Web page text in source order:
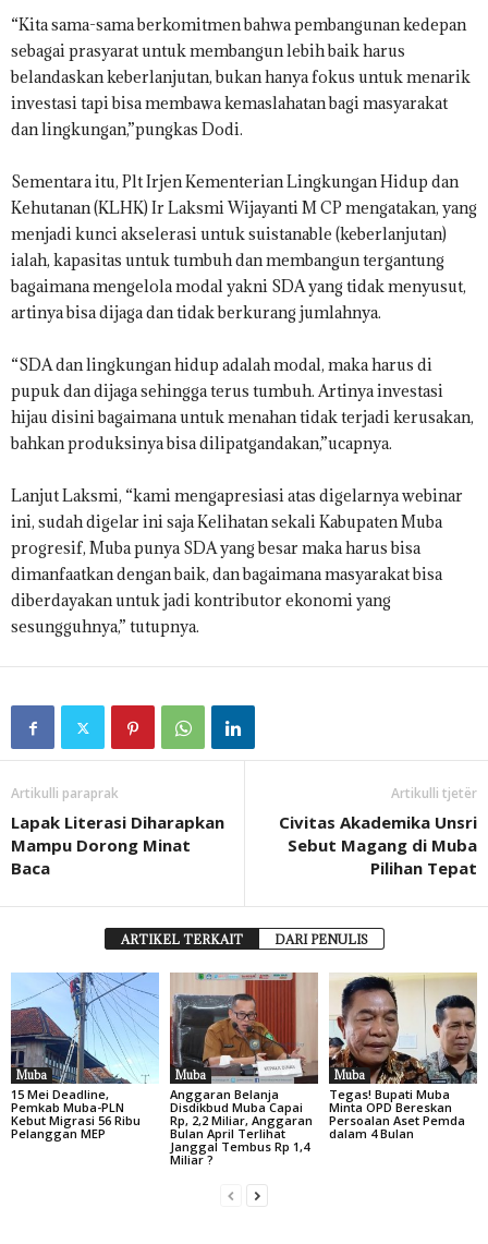
“Kita sama-sama berkomitmen bahwa pembangunan kedepan
sebagai prasyarat untuk membangun lebih baik harus
belandaskan keberlanjutan, bukan hanya fokus untuk menarik
investasi tapi bisa membawa kemaslahatan bagi masyarakat
dan lingkungan,”pungkas Dodi.
Sementara itu, Plt Irjen Kementerian Lingkungan Hidup dan
Kehutanan (KLHK) Ir Laksmi Wijayanti M CP mengatakan, yang
menjadi kunci akselerasi untuk suistanable (keberlanjutan)
ialah, kapasitas untuk tumbuh dan membangun tergantung
bagaimana mengelola modal yakni SDA yang tidak menyusut,
artinya bisa dijaga dan tidak berkurang jumlahnya.
“SDA dan lingkungan hidup adalah modal, maka harus di
pupuk dan dijaga sehingga terus tumbuh. Artinya investasi
hijau disini bagaimana untuk menahan tidak terjadi kerusakan,
bahkan produksinya bisa dilipatgandakan,”ucapnya.
Lanjut Laksmi, “kami mengapresiasi atas digelarnya webinar
ini, sudah digelar ini saja Kelihatan sekali Kabupaten Muba
progresif, Muba punya SDA yang besar maka harus bisa
dimanfaatkan dengan baik, dan bagaimana masyarakat bisa
diberdayakan untuk jadi kontributor ekonomi yang
sesungguhnya,” tutupnya.
Artikulli paraprak
Lapak Literasi Diharapkan
Mampu Dorong Minat
Baca
Artikulli tjetër
Civitas Akademika Unsri
Sebut Magang di Muba
Pilihan Tepat
ARTIKEL TERKAIT DARI PENULIS
Muba
15 Mei Deadline,
Pemkab Muba-PLN
Kebut Migrasi 56 Ribu
Pelanggan MEP
Muba
Anggaran Belanja
Disdikbud Muba Capai
Rp, 2,2 Miliar, Anggaran
Bulan April Terlihat
Janggal Tembus Rp 1,4
Miliar ?
Muba
Tegas! Bupati Muba
Minta OPD Bereskan
Persoalan Aset Pemda
dalam 4 Bulan